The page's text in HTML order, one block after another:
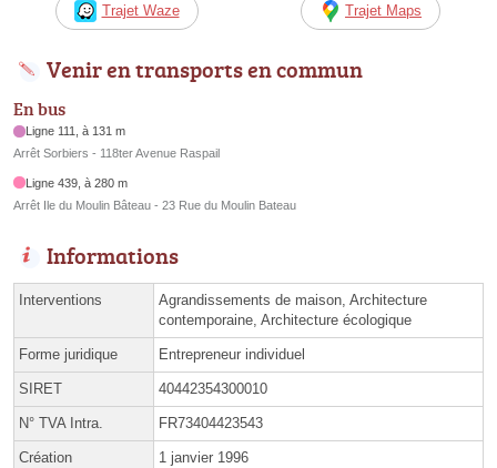
Trajet Waze Trajet Maps
Venir en transports en commun
En bus
Ligne 111, à 131 m
Arrêt Sorbiers - 118ter Avenue Raspail
Ligne 439, à 280 m
Arrêt Ile du Moulin Bâteau - 23 Rue du Moulin Bateau
Informations
Interventions
Agrandissements de maison, Architecture
contemporaine, Architecture écologique
Forme juridique Entrepreneur individuel
SIRET 40442354300010
N° TVA Intra. FR73404423543
Création 1 janvier 1996